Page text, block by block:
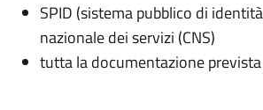
SPID (sistema pubblico di
nazionale dei servizi (CNS)
tutta la documentazione